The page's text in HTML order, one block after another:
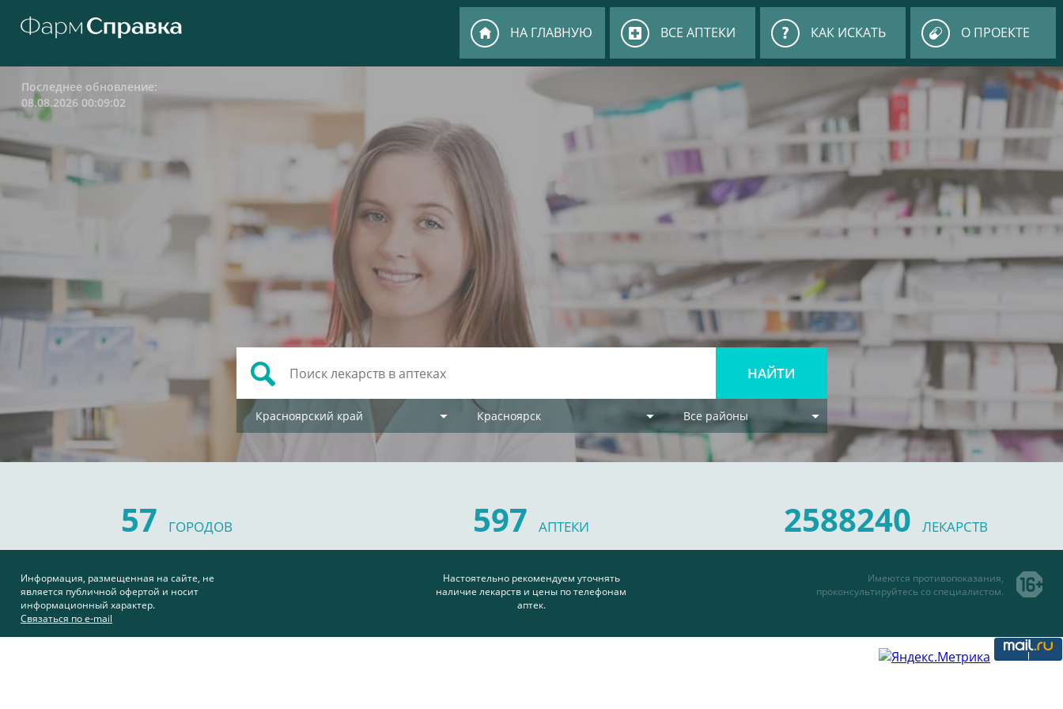
НА ГЛАВНУЮ ВСЕ АПТЕКИ КАК ИСКАТЬ О ПРОЕКТЕ
Последнее обновление:
08.08.2026 00:09:02
Красноярский край Красноярск Все районы
57 ГОРОДОВ 597 АПТЕКИ 2588240 ЛЕКАРСТВ
Информация, размещенная на сайте, не
является публичной офертой и носит
информационный характер.
Связаться по e-mail
Настоятельно рекомендуем уточнять
наличие лекарств и цены по телефонам
аптек.
Имеются противопоказания,
проконсультируйтесь со специалистом.